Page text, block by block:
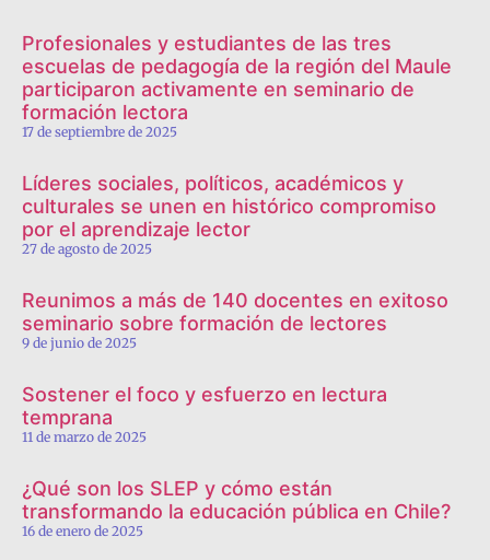
Profesionales y estudiantes de las tres
escuelas de pedagogía de la región del Maule
participaron activamente en seminario de
formación lectora
17 de septiembre de 2025
Líderes sociales, políticos, académicos y
culturales se unen en histórico compromiso
por el aprendizaje lector
27 de agosto de 2025
Reunimos a más de 140 docentes en exitoso
seminario sobre formación de lectores
9 de junio de 2025
Sostener el foco y esfuerzo en lectura
temprana
11 de marzo de 2025
¿Qué son los SLEP y cómo están
transformando la educación pública en Chile?
16 de enero de 2025